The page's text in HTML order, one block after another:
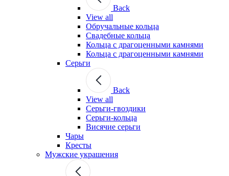
Back
View all
Обручальные кольца
Свадебные кольца
Кольца с драгоценными камнями
Кольца с драгоценными камнями
Серьги
Back
View all
Серьги-гвоздики
Серьги-кольца
Висячие серьги
Чары
Кресты
Мужские украшения